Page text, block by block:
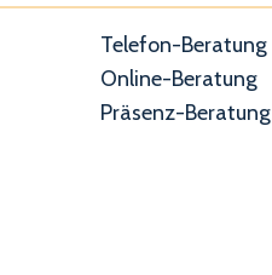
Telefon-Beratung
Online-Beratung
Präsenz-Beratung